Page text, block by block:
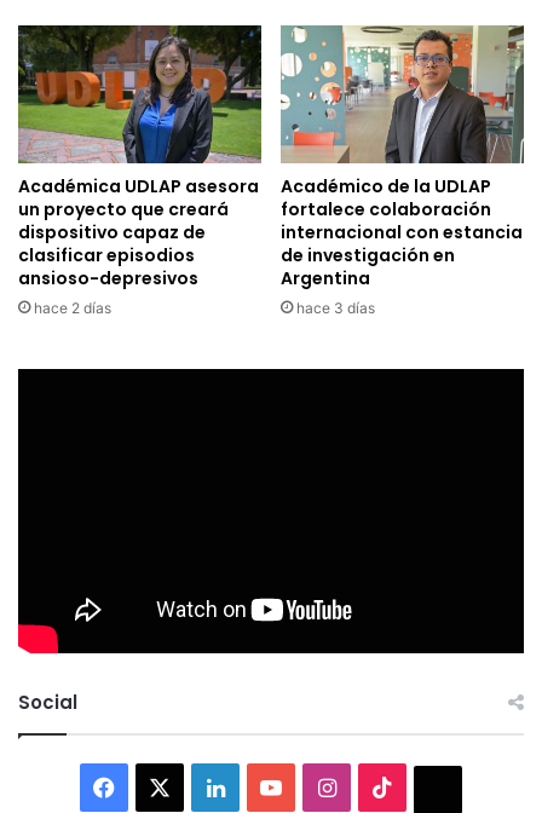
Académica UDLAP asesora
un proyecto que creará
dispositivo capaz de
clasificar episodios
ansioso-depresivos
hace 2 días
Académico de la UDLAP
fortalece colaboración
internacional con estancia
de investigación en
Argentina
hace 3 días
Social
Facebook LinkedInYouTubeInstagram